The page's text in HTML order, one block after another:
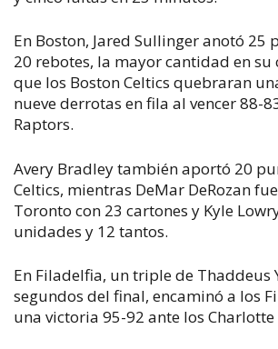
En Boston, Jared Sullinger anotó 25
20 rebotes, la mayor cantidad en su
que los Boston Celtics quebraran
nueve derrotas en fila al vencer 88-
Raptors.
Avery Bradley también aportó 20
Celtics, mientras DeMar DeRozan
Toronto con 23 cartones y Kyle
unidades y 12 tantos.
En Filadelfia, un triple de Thaddeus
segundos del final, encaminó a los
una victoria 95-92 ante los Charlotte